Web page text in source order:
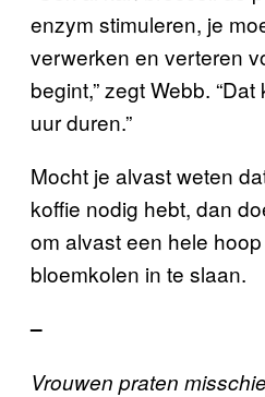
enzym stimuleren, je
verwerken en verteren
begint,” zegt Webb.
uur duren.”
Mocht je alvast weten
koffie nodig hebt, dan
om alvast een hele hoop
bloemkolen in te slaan.
–
Vrouwen praten